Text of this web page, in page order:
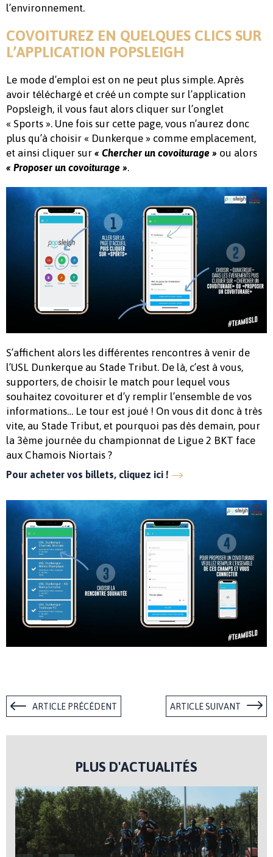
l’environnement.
COVOITUREZ EN QUELQUES CLICS SUR
L’APPLICATION POPSLEIGH
Le mode d’emploi est on ne peut plus simple. Après
avoir téléchargé et créé un compte sur l’application
Popsleigh, il vous faut alors cliquer sur l’onglet
« Sports ». Une fois sur cette page, vous n’aurez donc
plus qu’à choisir « Dunkerque » comme emplacement,
et ainsi cliquer sur « Chercher un covoiturage » ou alors
« Proposer un covoiturage ».
S’affichent alors les différentes rencontres à venir de
l’USL Dunkerque au Stade Tribut. De là, c’est à vous,
supporters, de choisir le match pour lequel vous
souhaitez covoiturer et d’y remplir l’ensemble de vos
informations… Le tour est joué ! On vous dit donc à très
vite, au Stade Tribut, et pourquoi pas dès demain, pour
la 3ème journée du championnat de Ligue 2 BKT face
aux Chamois Niortais ?
Pour acheter vos billets, cliquez ici !
ARTICLE PRÉCÉDENT ARTICLE SUIVANT
PLUS D'ACTUALITÉS